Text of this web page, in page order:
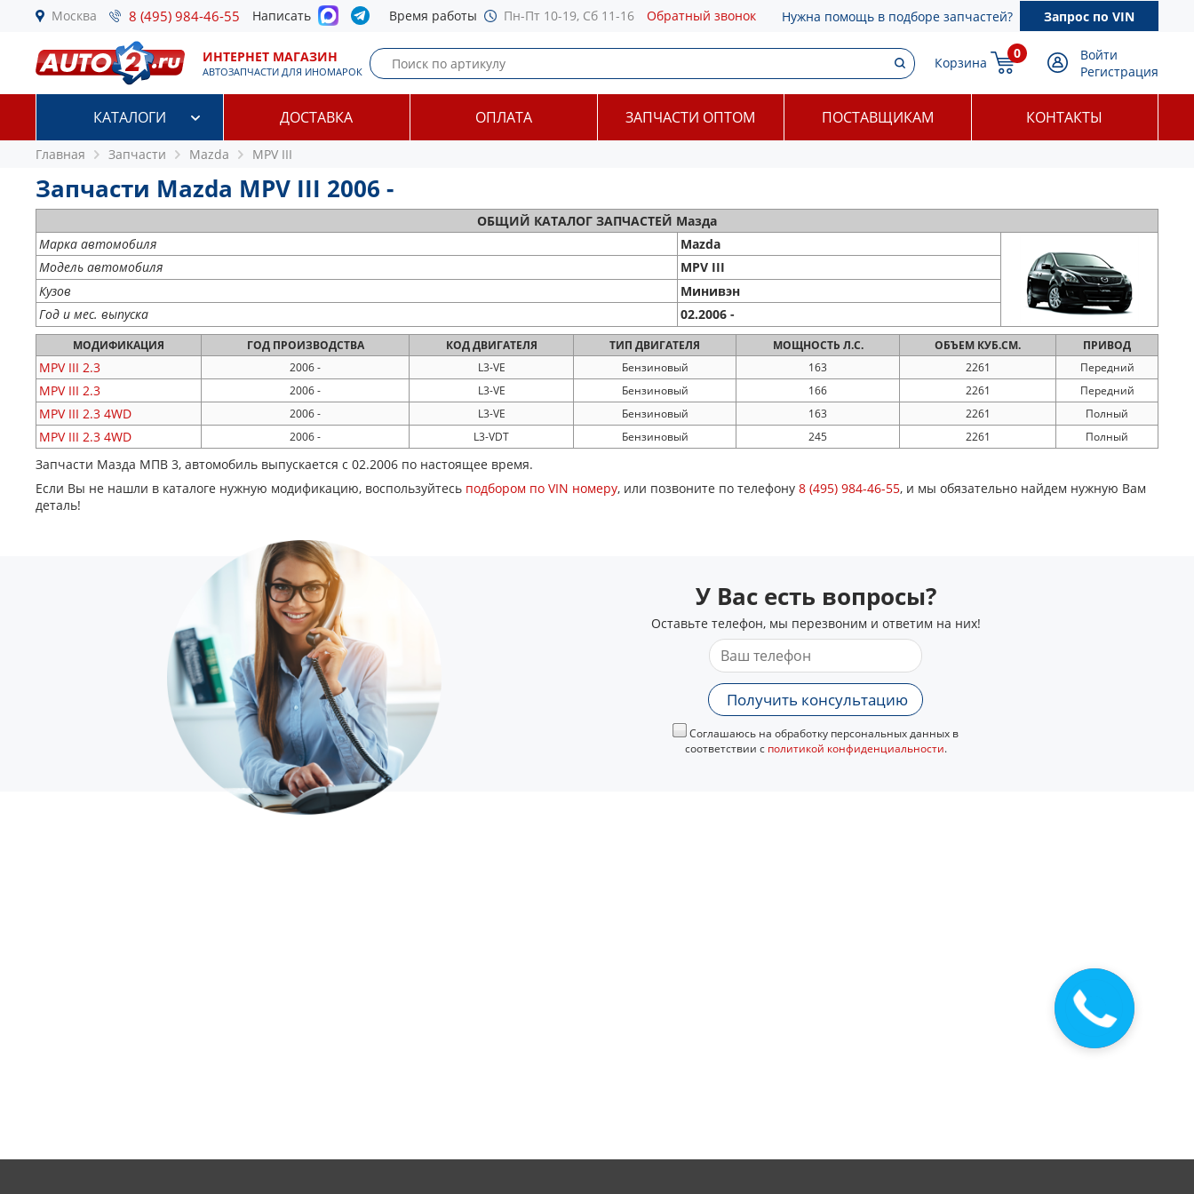
Москва 8 (495) 984-46-55 Написать Время работы Пн-Пт 10-19, Сб 11-16 Обратный звонок Нужна помощь в подборе запчастей? Запрос по VIN
ИНТЕРНЕТ МАГАЗИН
АВТОЗАПЧАСТИ ДЛЯ ИНОМАРОК
Корзина
0
Войти
Регистрация
КАТАЛОГИ ДОСТАВКА ОПЛАТА ЗАПЧАСТИ ОПТОМ ПОСТАВЩИКАМ КОНТАКТЫ
Главная Запчасти Mazda MPV III
Запчасти Mazda MPV III 2006 -
ОБЩИЙ КАТАЛОГ ЗАПЧАСТЕЙ Мазда
Марка автомобиля
Mazda
Модель автомобиля
MPV III
Кузов
Минивэн
Год и мес. выпуска
02.2006 -
МОДИФИКАЦИЯ ГОДПРОИЗВОДСТВА КОДДВИГАТЕЛЯ ТИП ДВИГАТЕЛЯ МОЩНОСТЬ Л.С. ОБЪЕМ КУБ.СМ. ПРИВОД
MPV III 2.3 2006 - L3-VE Бензиновый 163 2261 Передний
MPV III 2.3 2006 - L3-VE Бензиновый 166 2261 Передний
MPV III 2.3 4WD 2006 - L3-VE Бензиновый 163 2261 Полный
MPV III 2.3 4WD 2006 - L3-VDT Бензиновый 245 2261 Полный
Запчасти Мазда МПВ 3, автомобиль выпускается с 02.2006 по настоящее время.
Если Вы не нашли в каталоге нужную модификацию, воспользуйтесь подбором по VIN номеру, или позвоните по телефону 8 (495) 984-46-55, и мы обязательно найдем нужную Вам
деталь!
У Вас есть вопросы?
Оставьте телефон, мы перезвоним и ответим на них!
Получить консультацию
Соглашаюсь на обработку персональных данных в
соответствии с политикой конфиденциальности.
Закажите
звонок